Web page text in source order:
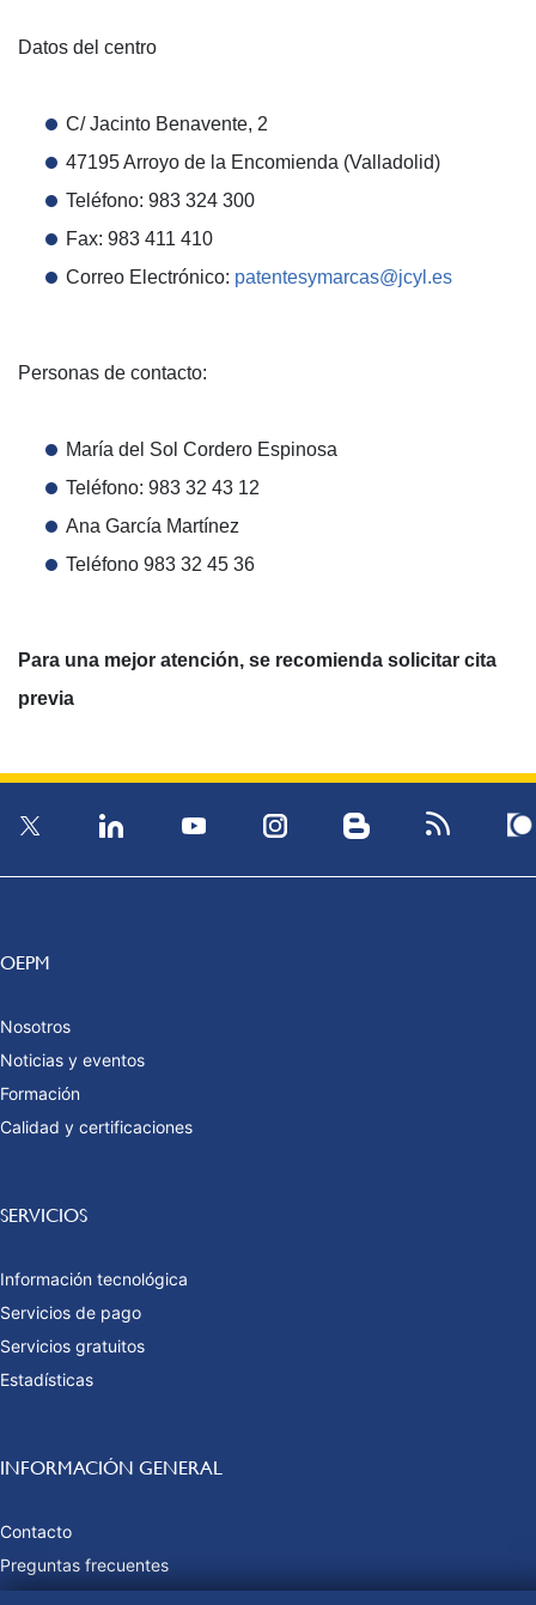
Datos del centro
C/ Jacinto Benavente, 2
47195 Arroyo de la Encomienda (Valladolid)
Teléfono: 983 324 300
Fax: 983 411 410
Correo Electrónico: patentesymarcas@jcyl.es
Personas de contacto:
María del Sol Cordero Espinosa
Teléfono: 983 32 43 12
Ana García Martínez
Teléfono 983 32 45 36
Para una mejor atención, se recomienda solicitar cita
previa
OEPM
Nosotros
Noticias y eventos
Formación
Calidad y certificaciones
SERVICIOS
Información tecnológica
Servicios de pago
Servicios gratuitos
Estadísticas
INFORMACIÓN GENERAL
Contacto
Preguntas frecuentes